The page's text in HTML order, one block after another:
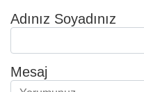
Adınız Soyadınız
Mesaj